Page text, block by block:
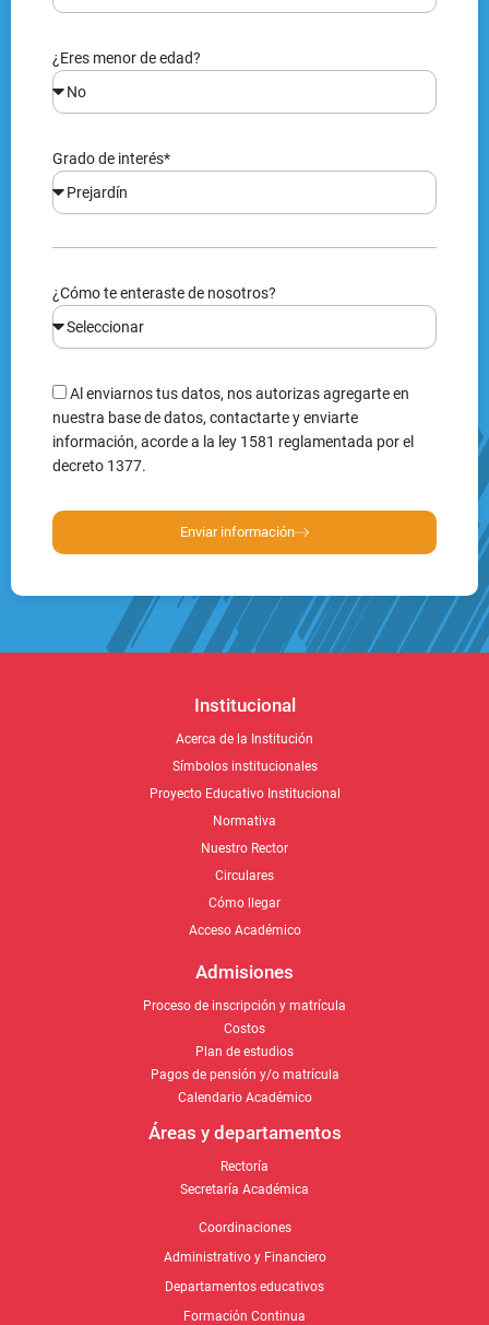
¿Eres menor de edad?
Grado de interés*
¿Cómo te enteraste de nosotros?
Al enviarnos tus datos, nos autorizas agregarte en
nuestra base de datos, contactarte y enviarte
información, acorde a la ley 1581 reglamentada por el
decreto 1377.
Enviar información
Institucional
Acerca de la Institución
Símbolos institucionales
Proyecto Educativo Institucional
Normativa
Nuestro Rector
Circulares
Cómo llegar
Acceso Académico
Admisiones
Proceso de inscripción y matrícula
Costos
Plan de estudios
Pagos de pensión y/o matrícula
Calendario Académico
Áreas y departamentos
Rectoría
Secretaría Académica
Coordinaciones
Administrativo y Financiero
Departamentos educativos
Formación Continua